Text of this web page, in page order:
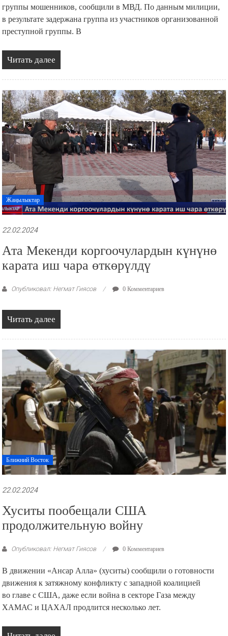
группы мошенников, сообщили в МВД. По данным милиции,
в результате задержана группа из участников организованной
преступной группы. В
Читать далее
Жаңылыктар
22.02.2024
Ата Мекенди коргоочулардын күнүнө
карата иш чара өткөрүлдү
Опубликовал: Негмат Гиясов 0 Комментариев
Читать далее
Ближний Восток
22.02.2024
Хуситы пообещали США
продолжительную войну
Опубликовал: Негмат Гиясов 0 Комментариев
В движении «Ансар Алла» (хуситы) сообщили о готовности
движения к затяжному конфликту с западной коалицией
во главе с США, даже если война в секторе Газа между
ХАМАС и ЦАХАЛ продлится несколько лет.